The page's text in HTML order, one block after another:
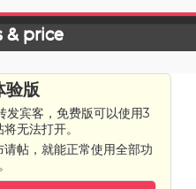
& price
验版
发宾客，免费版可以使用3
无法打开。
帖，就能正常使用全部功